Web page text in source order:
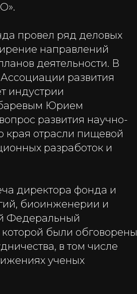
провел ряд деловых
направлений
деятельности. В
развития
индустрии
Юрием
развития научно-
края отрасли пищевой
разработок и
директора фонда и
биоинженерии и
Федеральный
были обговорены
в том числе
ученых